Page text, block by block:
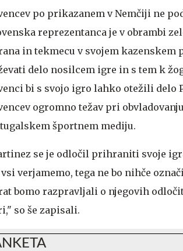
po prikazanem v Nemčiji ne
reprezentanca je v obrambi
in tekmecu v svojem kazenskem
delo nosilcem igre in s tem k
bi s svojo igro lahko otežili delo
ogromno težav pri
športnem mediju.
se je odločil prihraniti svoje
verjamemo, tega ne bo nihče
bomo razpravljali o njegovih
so še zapisali.